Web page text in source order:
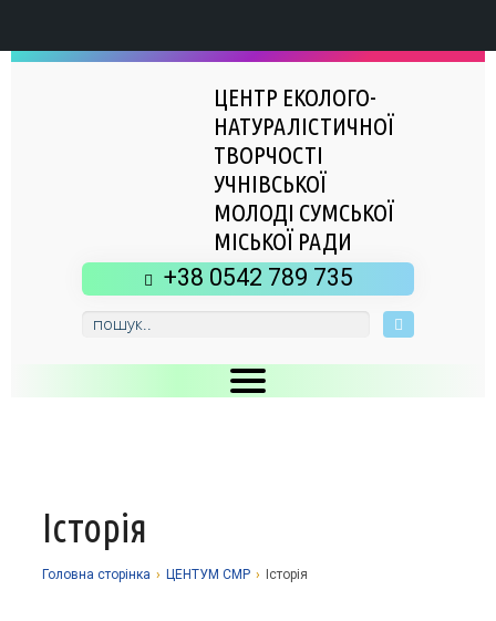
ЦЕНТР ЕКОЛОГО-
НАТУРАЛІСТИЧНОЇ
ТВОРЧОСТІ
УЧНІВСЬКОЇ
МОЛОДІ СУМСЬКОЇ
МІСЬКОЇ РАДИ
+38 0542 789 735
Історія
Освітній процес
Історія
Головна сторiнка › ЦЕНТУМ СМР › Історія